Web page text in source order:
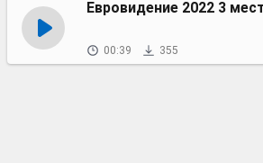
Евровидение 2022 3
00:39 355